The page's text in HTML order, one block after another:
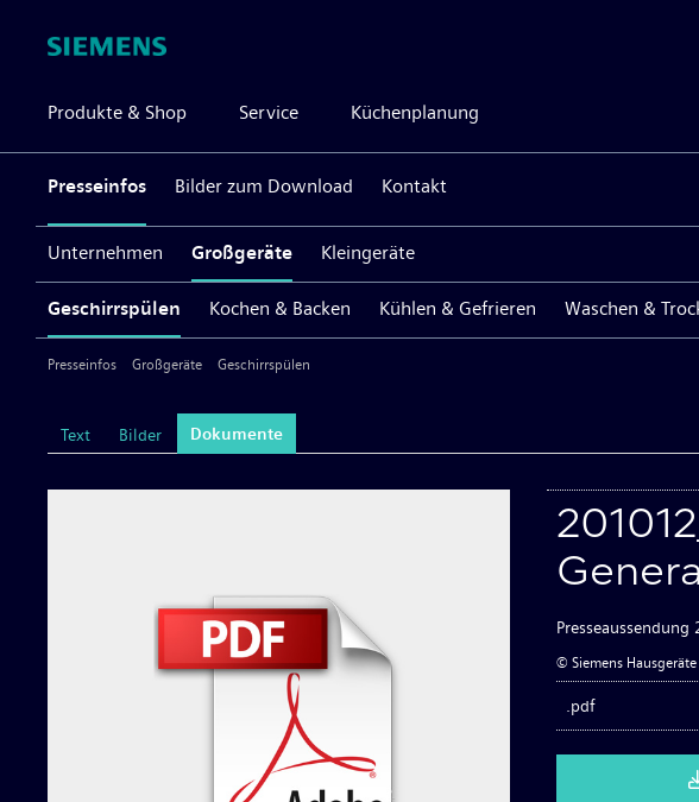
Produkte & Shop Service Küchenplanung
Presseinfos
Unternehmen Großgeräte
Geschirrspülen Kochen & Backen Kühlen & Gefrieren Waschen &
Kleingeräte
Bilder zum Download Kontakt
Presseinfos Großgeräte Geschirrspülen
Text Bilder Dokumente
Presseaussendung
© Siemens Hausgeräte
.pdf